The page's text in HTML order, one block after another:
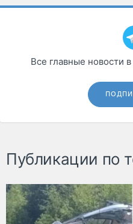
Все главные новости
Публикации по